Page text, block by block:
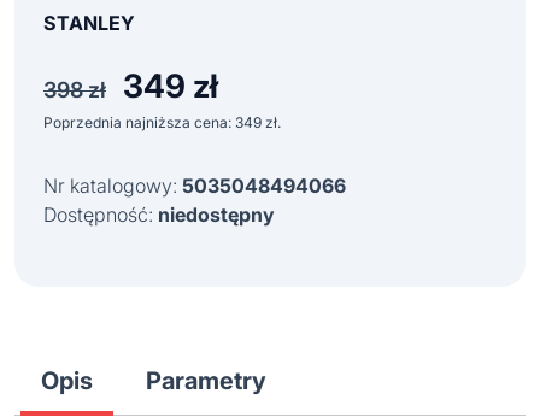
STANLEY
398zł
Pierwotna
wynosiła:
349 złAktualna
Poprzednia najniższa cena: 349 zł.
Nr katalogowy: 5035048494066
Dostępność: niedostępny
Opis Parametry